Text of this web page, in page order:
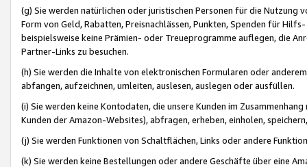
(g) Sie werden natürlichen oder juristischen Personen für die Nutzung
Form von Geld, Rabatten, Preisnachlässen, Punkten, Spenden für
beispielsweise keine Prämien- oder Treueprogramme auflegen, die
Partner-Links zu besuchen.
(h) Sie werden die Inhalte von elektronischen Formularen oder
abfangen, aufzeichnen, umleiten, auslesen, auslegen oder ausfüllen.
(i) Sie werden keine Kontodaten, die unsere Kunden im
Kunden der Amazon-Websites), abfragen, erheben, einholen,
(j) Sie werden Funktionen von Schaltflächen, Links oder andere
(k) Sie werden keine Bestellungen oder andere Geschäfte über eine